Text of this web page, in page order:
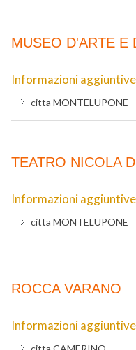
MUSEO D'ARTE E
Informazioni aggiuntive
citta MONTELUPONE
TEATRO NICOLA
Informazioni aggiuntive
citta MONTELUPONE
ROCCA VARANO
Informazioni aggiuntive